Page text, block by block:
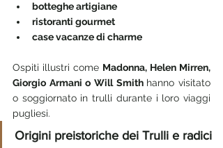
botteghe artigiane
ristoranti gourmet
case vacanze di charme
Ospiti illustri come Madonna, Helen Mirren,
Giorgio Armani o Will Smith hanno visitato
o soggiornato in trulli durante i loro viaggi
pugliesi.
Origini preistoriche dei Trulli e radici